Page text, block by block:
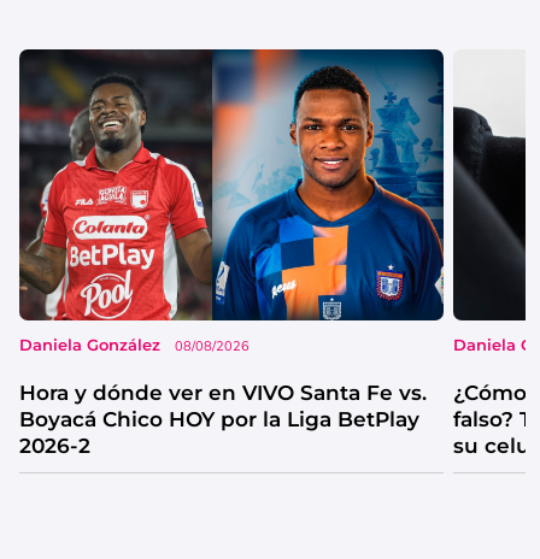
Daniela González 08/08/2026
Hora y dónde ver en VIVO Santa Fe vs.
Boyacá Chico HOY por la Liga BetPlay
2026-2
Daniela
¿Cómo
falso?
su